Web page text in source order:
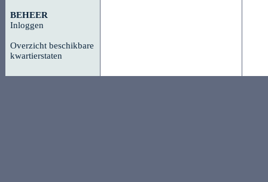
BEHEER
Inloggen
Overzicht beschikbare
kwartierstaten